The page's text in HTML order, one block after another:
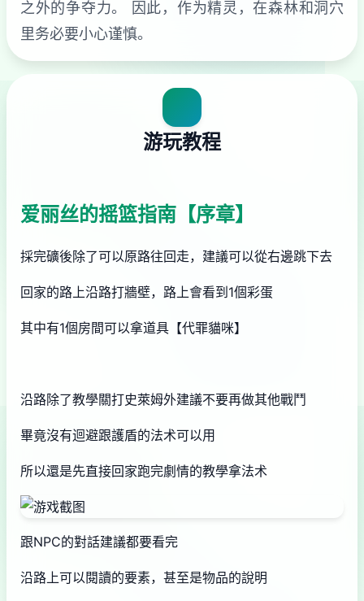
之外的争夺力。 因此，作为精灵，在森林和洞穴
里务必要小心谨慎。
游玩教程
爱丽丝的摇篮指南【序章】
採完礦後除了可以原路往回走，建議可以從右邊跳下去
回家的路上沿路打牆壁，路上會看到1個彩蛋
其中有1個房間可以拿道具【代罪貓咪】
沿路除了教學關打史萊姆外建議不要再做其他戰鬥
畢竟沒有迴避跟護盾的法术可以用
所以還是先直接回家跑完劇情的教學拿法术
跟NPC的對話建議都要看完
沿路上可以閱讀的要素，甚至是物品的說明